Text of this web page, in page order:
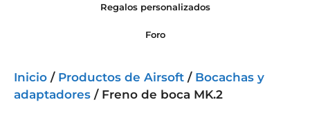
Regalos personalizados
Foro
Inicio / Productos de Airsoft / Bocachas y
adaptadores / Freno de boca MK.2